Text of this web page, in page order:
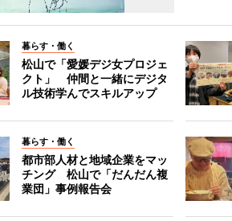
暮らす・働く
松山で「愛媛デジ女プロジェ
クト」 仲間と一緒にデジタ
ル技術学んでスキルアップ
暮らす・働く
都市部人材と地域企業をマッ
チング 松山で「だんだん複
業団」事例報告会